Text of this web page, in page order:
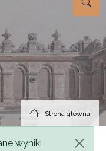
Strona główna
wyniki